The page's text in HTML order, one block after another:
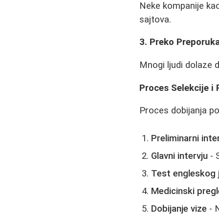
Neke kompanije
sajtova.
3. Preko
Mnogi ljudi dolaze
Proces Selekcije i
Proces dobijanja
Preliminarni
Glavni intervju -
Test engleskog
Medicinski
Dobijanje vize -